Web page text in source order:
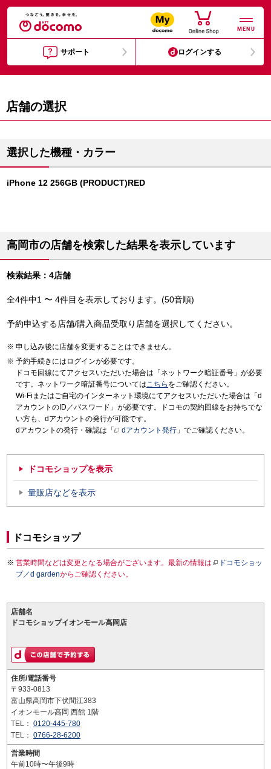
MENU
サポート ログインする
店舗の選択
選択した機種・カラー
iPhone 12 256GB (PRODUCT)RED
高岡市の店舗を検索した結果を表示しています
検索結果：4店舗
全4件中1 〜 4件目を表示しております。(50音順)
予約申込する店舗/購入商品受取り店舗を選択してください。
申し込み後に店舗を変更することはできません。
予約手続きにはログインが必要です。
ドコモ回線にてアクセスいただいた場合は「ネットワーク暗証番号」が必要
です。ネットワーク暗証番号についてはこちら をご確認ください。
Wi-Fiまたはご自宅のインターネット環境にてアクセスいただいた場合は「d
アカウントのID／パスワード」が必要です。ドコモの契約回線をお持ちでな
い方も、dアカウントの発行が可能です。
dアカウントの発行・確認は「
dアカウント発行 」でご確認ください。
ドコモショップを表示
量販店などを表示
ドコモショップ
営業時間などは変更となる場合がございます。最新の情報は
ドコモショッ
プ／d gardenからご確認ください。
店舗名
ドコモショップイオンモール高岡店
住所/電話番号
〒933-0813
富山県高岡市下伏間江383
イオンモール高岡 西館 1階
TEL： 0120-445-780
TEL： 0766-28-6200
営業時間
午前10時〜午後9時